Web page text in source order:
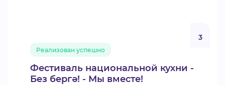
Фестиваль национальной кухни -
Без бергә! - Мы вместе!
Реализован успешно
3